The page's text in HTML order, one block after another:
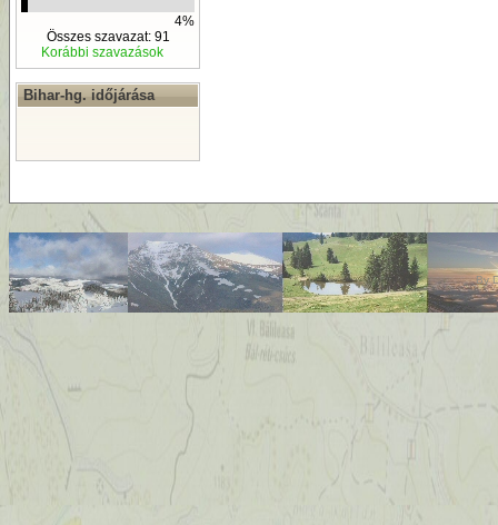
4%
Összes szavazat: 91
Korábbi szavazások
Bihar-hg. időjárása
By